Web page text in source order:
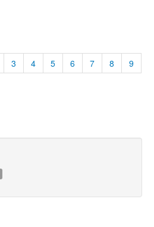
3 4 5 6 7 8 9